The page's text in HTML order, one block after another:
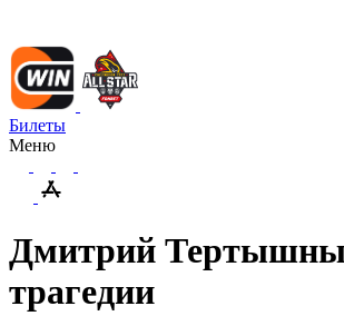
Билеты
Меню
Дмитрий
трагедии